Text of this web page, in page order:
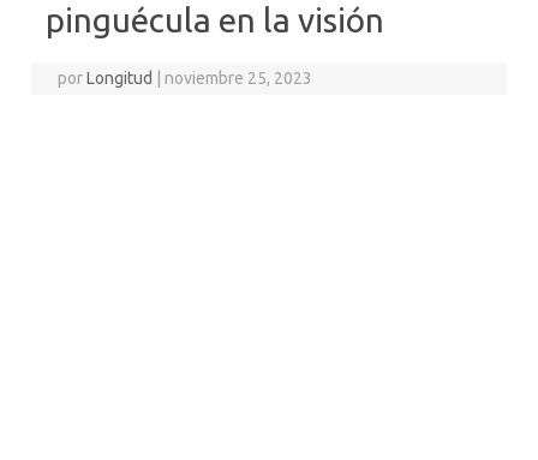
pinguécula en la visión
porLongitud noviembre 25, 2023